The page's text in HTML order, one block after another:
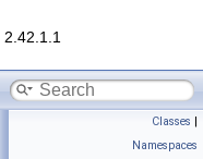
2.42.1.1
Classes |
Namespaces